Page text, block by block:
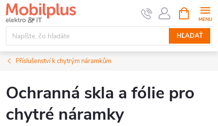
Prejsť
na
obsah
HĽADAŤ
KOŠÍK
Příslušenství k chytrým náramkům
Ochranná skla a fólie pro
chytré náramky